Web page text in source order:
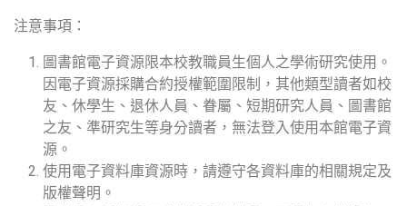
注意事項：
圖書館電子資源限本校教職員生個人之學術研究使用。
因電子資源採購合約授權範圍限制，其他類型讀者如校
友、休學生、退休人員、眷屬、短期研究人員、圖書館
之友、準研究生等身分讀者，無法登入使用本館電子資
源。
使用電子資料庫資源時，請遵守各資料庫的相關規定及
版權聲明。